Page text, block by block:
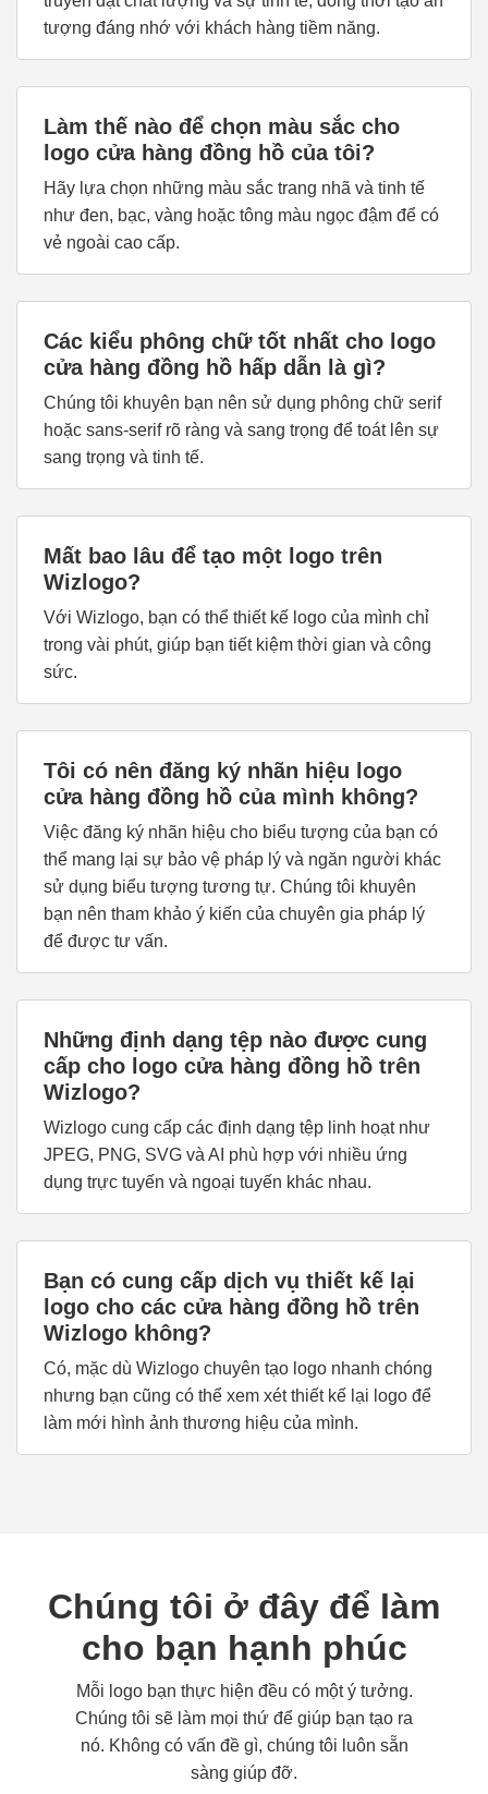
tượng đáng nhớ với khách hàng tiềm năng.
Làm thế nào để chọn màu sắc cho
logo cửa hàng đồng hồ của tôi?
Hãy lựa chọn những màu sắc trang nhã và tinh tế
như đen, bạc, vàng hoặc tông màu ngọc đậm để có
vẻ ngoài cao cấp.
Các kiểu phông chữ tốt nhất cho logo
cửa hàng đồng hồ hấp dẫn là gì?
Chúng tôi khuyên bạn nên sử dụng phông chữ serif
hoặc sans-serif rõ ràng và sang trọng để toát lên sự
sang trọng và tinh tế.
Mất bao lâu để tạo một logo trên
Wizlogo?
Với Wizlogo, bạn có thể thiết kế logo của mình chỉ
trong vài phút, giúp bạn tiết kiệm thời gian và công
sức.
Tôi có nên đăng ký nhãn hiệu logo
cửa hàng đồng hồ của mình không?
Việc đăng ký nhãn hiệu cho biểu tượng của bạn có
thể mang lại sự bảo vệ pháp lý và ngăn người khác
sử dụng biểu tượng tương tự. Chúng tôi khuyên
bạn nên tham khảo ý kiến của chuyên gia pháp lý
để được tư vấn.
Những định dạng tệp nào được cung
cấp cho logo cửa hàng đồng hồ trên
Wizlogo?
Wizlogo cung cấp các định dạng tệp linh hoạt như
JPEG, PNG, SVG và AI phù hợp với nhiều ứng
dụng trực tuyến và ngoại tuyến khác nhau.
Bạn có cung cấp dịch vụ thiết kế lại
logo cho các cửa hàng đồng hồ trên
Wizlogo không?
Có, mặc dù Wizlogo chuyên tạo logo nhanh chóng
nhưng bạn cũng có thể xem xét thiết kế lại logo để
làm mới hình ảnh thương hiệu của mình.
Chúng tôi ở đây để làm
cho bạn hạnh phúc
Mỗi logo bạn thực hiện đều có một ý tưởng.
Chúng tôi sẽ làm mọi thứ để giúp bạn tạo ra
nó. Không có vấn đề gì, chúng tôi luôn sẵn
sàng giúp đỡ.